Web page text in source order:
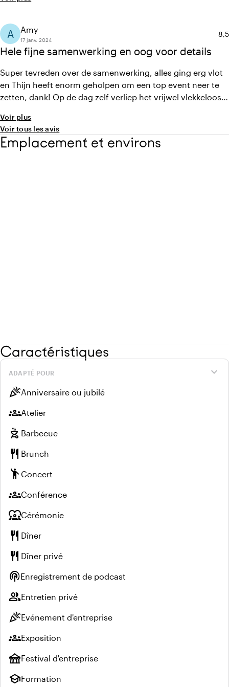
Hele fijne samenwerking en oog voor details
A Amy
17 janv. 2024
8,5
Super tevreden over de samenwerking, alles ging erg vlot
en Thijn heeft enorm geholpen om een top event neer te
zetten, dank! Op de dag zelf verliep het vrijwel vlekkeloos,
Voir plus
Voir tous les avis
Emplacement et environs
Caractéristiques
expand_more
ADAPTÉ POUR
celebrationAnniversaire ou jubilé
groupsAtelier
outdoor_grill Barbecue
restaurant Brunch
emoji_peopleConcert
groupsConférence
diversity_1Cérémonie
restaurant Dîner
restaurant Dîner privé
podcastsEnregistrement de podcast
groupEntretien privé
celebrationEvénement d'entreprise
groupsExposition
festivalFestival d'entreprise
schoolFormation